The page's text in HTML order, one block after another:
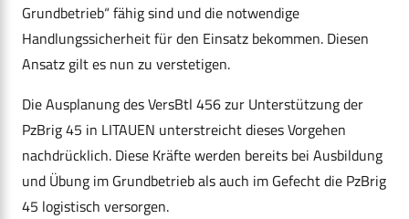
Grundbetrieb“ fähig sind und die notwendige
Handlungssicherheit für den Einsatz bekommen. Diesen
Ansatz gilt es nun zu verstetigen.
Die Ausplanung des VersBtl 456 zur Unterstützung der
PzBrig 45 in LITAUEN unterstreicht dieses Vorgehen
nachdrücklich. Diese Kräfte werden bereits bei Ausbildung
und Übung im Grundbetrieb als auch im Gefecht die PzBrig
45 logistisch versorgen.